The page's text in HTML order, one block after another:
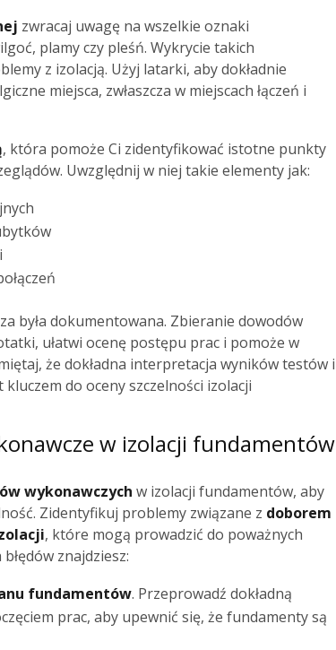
zwracaj uwagę na wszelkie oznaki
plamy czy pleśń. Wykrycie takich
z izolacją. Użyj latarki, aby dokładnie
miejsca, zwłaszcza w miejscach łączeń i
, która pomoże Ci zidentyfikować istotne punkty
Uwzględnij w niej takie elementy jak:
była dokumentowana. Zbieranie dowodów
ułatwi ocenę postępu prac i pomoże w
że dokładna interpretacja wyników testów i
do oceny szczelności izolacji
w izolacji fundamentów
wykonawczych w izolacji fundamentów, aby
Zidentyfikuj problemy związane z doborem
, które mogą prowadzić do poważnych
znajdziesz:
fundamentów. Przeprowadź dokładną
prac, aby upewnić się, że fundamenty są